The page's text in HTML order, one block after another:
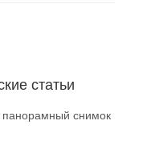
статьи
снимок